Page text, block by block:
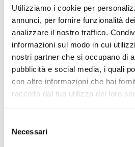
Utilizziamo i cookie per
annunci, per fornire funzionalità
analizzare il nostro traffico.
informazioni sul modo in cui
nostri partner che si occupano di
pubblicità e social media, i quali
con altre informazioni che hai
raccolto dal tuo utilizzo dei loro
delNecessari
Accessori
PRCAB